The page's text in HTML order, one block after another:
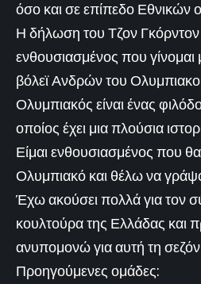
όσο και σε επίπεδο Εθνικών
Η δήλωση του Τζον Γκόρντον
ενθουσιασμένος που
βόλεϊ Ανδρών του
Ολυμπιακός είναι ένας
οποίος έχει μια πλούσια
Είμαι ενθουσιασμένος που
Ολυμπιακό και θέλω να
Έχω ακούσει πολλά για τον
κουλτούρα της Ελλάδας και
ανυπομονώ για αυτή τη
Προηγούμενες ομάδες: